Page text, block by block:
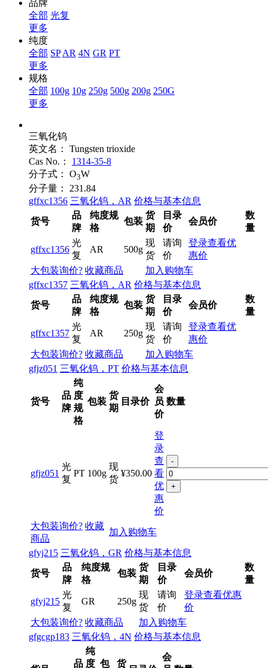
品牌
全部 光复
更多
纯度
全部 SP AR 4N GR PT
更多
规格
全部 100g 10g 250g 500g 200g 250G
更多
三氧化钨
英文名：
Tungsten trioxide
Cas No.：
1314-35-8
分子式：
O3W
分子量：
231.84
gffxc1356 三氧化钨，AR 价格与基本信息
货号
品
牌
纯度规
格
包装
货
期
目录
价
会员价
数
量
gffxc1356
光
复
AR 500g
现
货
请询
价
登录查看优
惠价
大包装询价? 收藏商品
加入购物车
gffxc1357 三氧化钨，AR 价格与基本信息
货号
品
牌
纯度规
格
包装
货
期
目录
价
会员价
数
量
gffxc1357
光
复
AR 250g
现
货
请询
价
登录查看优
惠价
大包装询价? 收藏商品
加入购物车
gfjz051 三氧化钨，PT 价格与基本信息
货号
品
牌
纯
度
规
格
包装
货
期
目录价
会
员
价
数量
gfjz051
光
复
PT 100g
现
货
¥350.00
登
录
查
看
优
惠
价
-
+
大包装询价? 收藏
商品
加入购物车
gfyj215 三氧化钨，GR 价格与基本信息
货号
品
牌
纯度规
格
包装
货
期
目录
价
会员价
数
量
gfyj215
光
复
GR 250g
现
货
请询
价
登录查看优惠
价
大包装询价? 收藏商品
加入购物车
gfgcgp183 三氧化钨，4N 价格与基本信息
品
纯
度 包 货
会